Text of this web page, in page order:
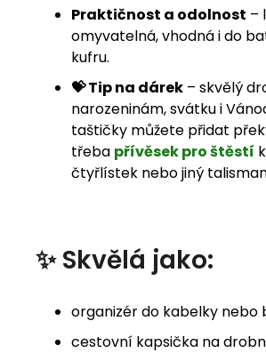
Praktičnost a odolnost –
omyvatelná, vhodná i do
kufru.
💝 Tip na dárek – skvělý
narozeninám, svátku i
taštičky můžete přidat
třeba přívěsek pro štěstí
čtyřlístek nebo jiný
✨ Skvělá jako:
organizér do kabelky nebo
cestovní kapsička na